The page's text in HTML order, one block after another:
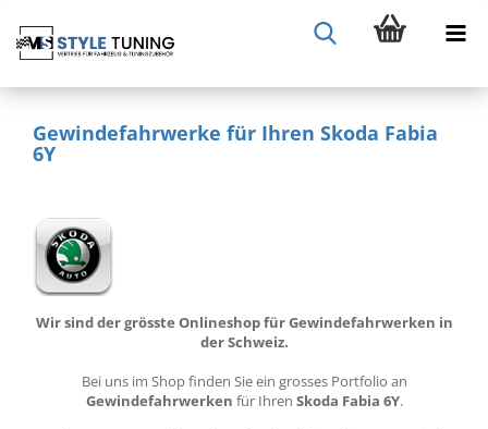
Gewindefahrwerke für Ihren Skoda Fabia
6Y
Wir sind der grösste Onlineshop für Gewindefahrwerken in
der Schweiz.
Bei uns im Shop finden Sie ein grosses Portfolio an
Gewindefahrwerken für Ihren Skoda Fabia 6Y.